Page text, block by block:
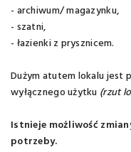
- archiwum/ magazynku,
- szatni,
- łazienki z prysznicem.
Dużym atutem lokalu jest
wyłącznego użytku (rzut
Istnieje możliwość
potrzeby.